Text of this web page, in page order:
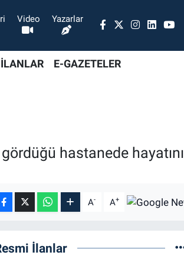
Video Yazarlar
E-GAZETELER
hastanede hayatını
A- A+
İlanlar